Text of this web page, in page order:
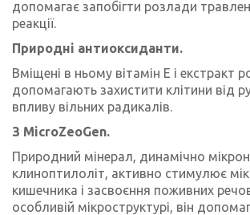
допомагає запобігти розлади
реакції.
Природні антиоксиданти.
Вміщені в ньому вітамін Е і екстракт
допомагають захистити клітини від
впливу вільних радикалів.
З MicroZeoGen.
Природний мінерал, динамічно
клиноптилоліт, активно стимулює
кишечника і засвоєння поживних
особливій мікроструктурі, він